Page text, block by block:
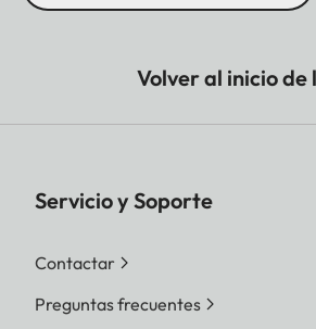
Volver al inicio de
Servicio y Soporte
Contactar
Preguntas frecuentes